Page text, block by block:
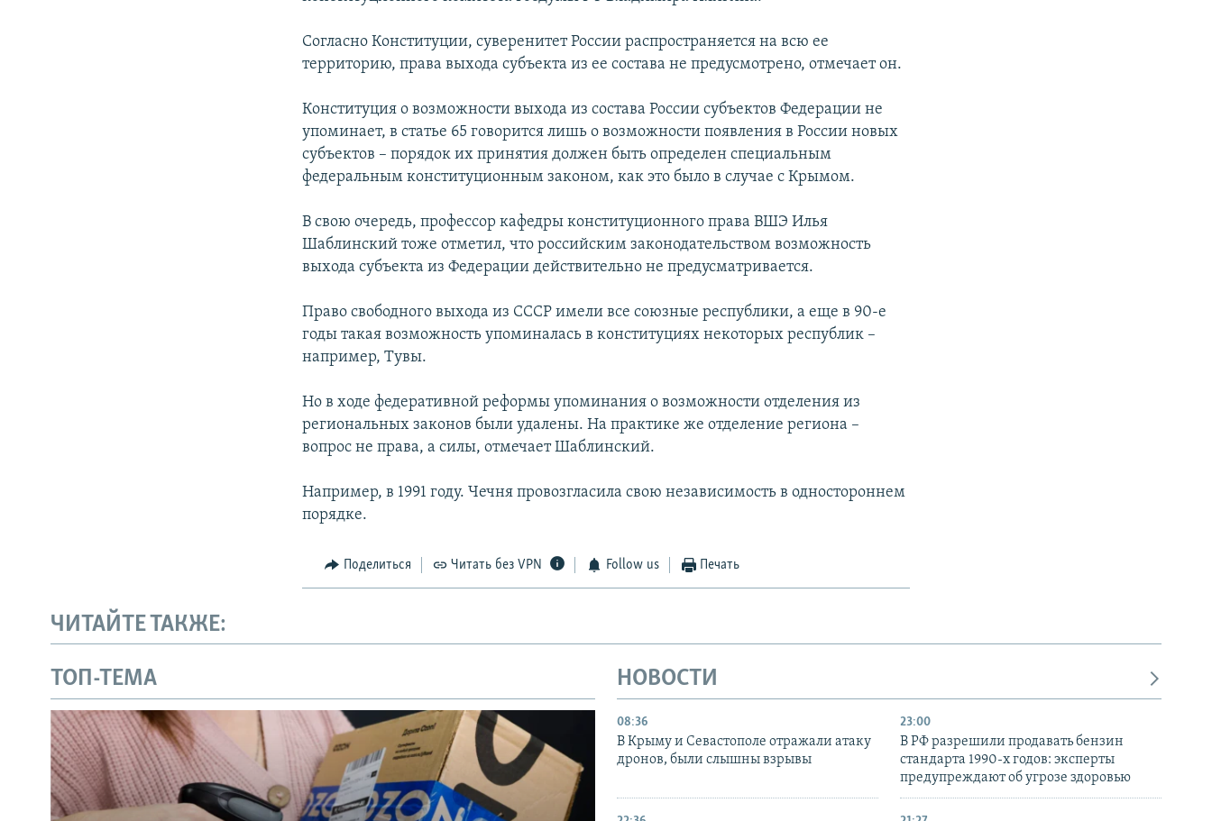
Согласно Конституции, суверенитет России распространяется на всю ее
территорию, права выхода субъекта из ее состава не предусмотрено, отмечает он.
Конституция о возможности выхода из состава России субъектов Федерации не
упоминает, в статье 65 говорится лишь о возможности появления в России новых
субъектов – порядок их принятия должен быть определен специальным
федеральным конституционным законом, как это было в случае с Крымом.
В свою очередь, профессор кафедры конституционного права ВШЭ Илья
Шаблинский тоже отметил, что российским законодательством возможность
выхода субъекта из Федерации действительно не предусматривается.
Право свободного выхода из СССР имели все союзные республики, а еще в 90-е
годы такая возможность упоминалась в конституциях некоторых республик –
например, Тувы.
Но в ходе федеративной реформы упоминания о возможности отделения из
региональных законов были удалены. На практике же отделение региона –
вопрос не права, а силы, отмечает Шаблинский.
Например, в 1991 году. Чечня провозгласила свою независимость в одностороннем
порядке.
Поделиться Читать без VPN Follow us Печать
ЧИТАЙТЕ ТАКЖЕ:
ТОП-ТЕМА НОВОСТИ
08:36
В Крыму и Севастополе отражали атаку
дронов, были слышны взрывы
23:00
В РФ разрешили продавать бензин
стандарта 1990-х годов: эксперты
предупреждают об угрозе здоровью